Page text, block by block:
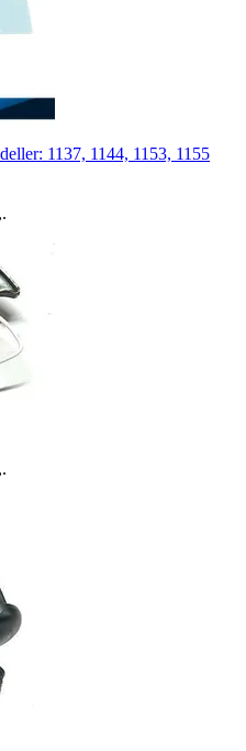
1137, 1144, 1153, 1155
.
.